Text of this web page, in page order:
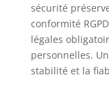
sécurité
conformité
légales
personnelles.
stabilité et la